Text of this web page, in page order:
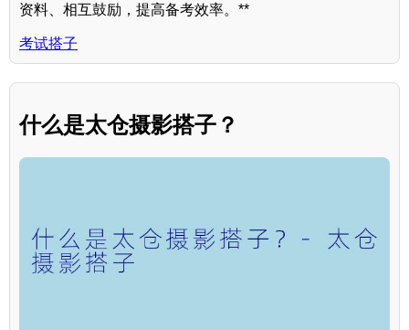
资料、相互鼓励，提高备考效率。**
考试搭子
什么是太仓摄影搭子？